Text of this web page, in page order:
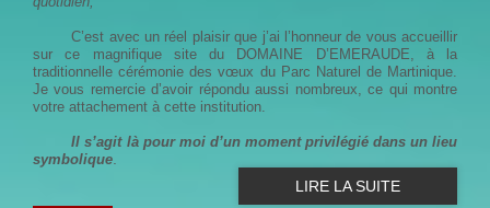
C’est avec un réel plaisir que j’ai l’honneur de vous accueillir
sur ce magnifique site du DOMAINE D’EMERAUDE, à la
traditionnelle cérémonie des vœux du Parc Naturel de Martinique.
Je vous remercie d’avoir répondu aussi nombreux, ce qui montre
votre attachement à cette institution.
Il s’agit là pour moi d’un moment privilégié dans un lieu
symbolique
LIRE LA SUITE